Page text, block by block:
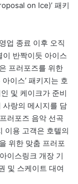
on Ice)’ 패키
업 종료 이후 오직
반짝이듯 아이스
프러포즈를 위한
이스’ 패키지는 호
및 케이크가 준비
사랑의 메시지를 담
러포즈 음악 선곡
이용 고객은 호텔의
위한 맞춤 프러포
이스링크 개장 기
및 스케이트 대여